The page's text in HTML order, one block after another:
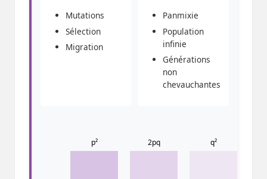
Mutations
Sélection
Migration
Panmixie
Population
infinie
Générations
non
chevauchantes
p² 2pq q²